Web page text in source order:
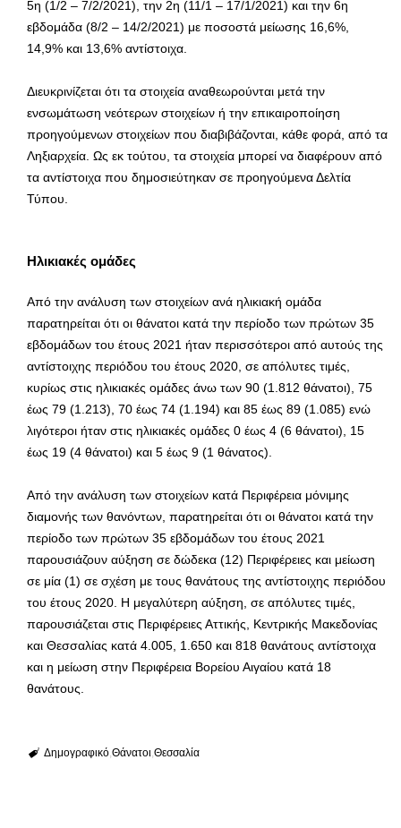
5η (1/2 – 7/2/2021), την 2η (11/1 – 17/1/2021) και την 6η
εβδομάδα (8/2 – 14/2/2021) με ποσοστά μείωσης 16,6%,
14,9% και 13,6% αντίστοιχα.
Διευκρινίζεται ότι τα στοιχεία αναθεωρούνται μετά την
ενσωμάτωση νεότερων στοιχείων ή την επικαιροποίηση
προηγούμενων στοιχείων που διαβιβάζονται, κάθε φορά, από τα
Ληξιαρχεία. Ως εκ τούτου, τα στοιχεία μπορεί να διαφέρουν από
τα αντίστοιχα που δημοσιεύτηκαν σε προηγούμενα Δελτία
Τύπου.
Ηλικιακές ομάδες
Από την ανάλυση των στοιχείων ανά ηλικιακή ομάδα
παρατηρείται ότι οι θάνατοι κατά την περίοδο των πρώτων 35
εβδομάδων του έτους 2021 ήταν περισσότεροι από αυτούς της
αντίστοιχης περιόδου του έτους 2020, σε απόλυτες τιμές,
κυρίως στις ηλικιακές ομάδες άνω των 90 (1.812 θάνατοι), 75
έως 79 (1.213), 70 έως 74 (1.194) και 85 έως 89 (1.085) ενώ
λιγότεροι ήταν στις ηλικιακές ομάδες 0 έως 4 (6 θάνατοι), 15
έως 19 (4 θάνατοι) και 5 έως 9 (1 θάνατος).
Από την ανάλυση των στοιχείων κατά Περιφέρεια μόνιμης
διαμονής των θανόντων, παρατηρείται ότι οι θάνατοι κατά την
περίοδο των πρώτων 35 εβδομάδων του έτους 2021
παρουσιάζουν αύξηση σε δώδεκα (12) Περιφέρειες και μείωση
σε μία (1) σε σχέση με τους θανάτους της αντίστοιχης περιόδου
του έτους 2020. Η μεγαλύτερη αύξηση, σε απόλυτες τιμές,
παρουσιάζεται στις Περιφέρειες Αττικής, Κεντρικής Μακεδονίας
και Θεσσαλίας κατά 4.005, 1.650 και 818 θανάτους αντίστοιχα
και η μείωση στην Περιφέρεια Βορείου Αιγαίου κατά 18
θανάτους.
Δημογραφικό Θάνατοι Θεσσαλία